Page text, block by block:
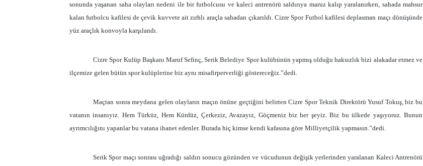
sonunda yaşanan saha olayları nedeni ile bir futbolcusu ve kaleci antrenörü saldırıya maruz kalıp yaralanırken, sahada mahsur
kalan futbolcu kafilesi de çevik kuvvete ait zırhlı araçla sahadan çıkarıldı. Cizre Spor Futbol kafilesi deplasman maçı dönüşünde
yüz araçlık konvoyla karşılandı.
Cizre Spor Kulüp Başkanı Maruf Sefinç, Serik Belediye Spor kulübünün yapmış olduğu haksızlık bizi alakadar etmez ve
ilçemize gelen bütün spor kulüplerine biz aynı misafirperverliği göstereceğiz.”dedi.
Maçtan sonra meydana gelen olayların maçın önüne geçtiğini belirten Cizre Spor Teknik Direktörü Yusuf Tokuş, biz bu
vatanın insanıyız. Hem Türküz, Hem Kürdüz, Çerkeziz, Avazayız, Göçmeniz biz her şeyiz. Biz bu ülkede yaşıyoruz. Bunun
ayrımcılığını yapanlar bu vatana ihanet edenler. Burada hiç kimse kendi kafasına göre Milliyetçilik yapmasın.”dedi.
Serik Spor maçı sonrası uğradığı saldırı sonucu gözünden ve vücudunun değişik yerlerinden yaralanan Kaleci Antrenörü